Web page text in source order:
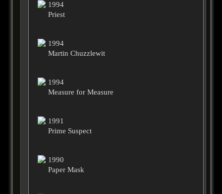
1994
Priest
1994
Martin Chuzzlewit
1994
Measure for Measure
1991
Prime Suspect
1990
Paper Mask